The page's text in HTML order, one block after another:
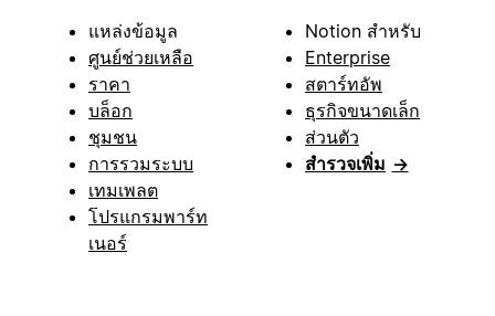
แหล่งข้อมูล
ศูนย์ช่วยเหลือ
ราคา
บล็อก
ชุมชน
การรวมระบบ
เทมเพลต
โปรแกรมพาร์ท
เนอร์
Notion สำหรับ
Enterprise
สตาร์ทอัพ
ธุรกิจขนาดเล็ก
ส่วนตัว
สำรวจเพิ่ม →